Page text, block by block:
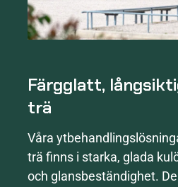
Färgglatt,
trä
Våra
trä finns i starka, glada
och glansbeständighet.